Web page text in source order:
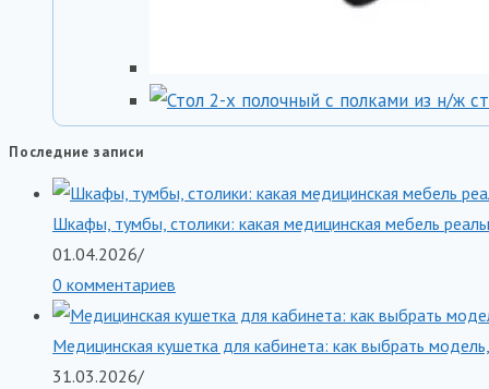
Последние записи
Шкафы, тумбы, столики: какая медицинская мебель
01.04.2026/
0 комментариев
Медицинская кушетка для кабинета: как выбрать
31.03.2026/